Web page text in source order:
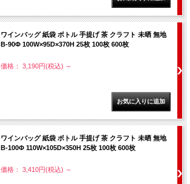
ワインバッグ 紙袋 ボトル 手提げ 茶 クラフト 未晒 無地
B-90Φ 100W×95D×370H 25枚 100枚 600枚
価格： 3,190円(税込) ～
ワインバッグ 紙袋 ボトル 手提げ 茶 クラフト 未晒 無地
B-100Φ 110W×105D×350H 25枚 100枚 600枚
価格： 3,410円(税込) ～